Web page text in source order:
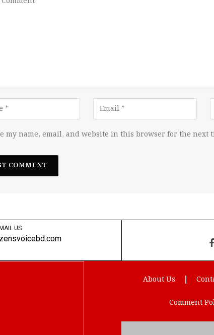
my name, email, and website in this browser for the next
US
About Us
Comment